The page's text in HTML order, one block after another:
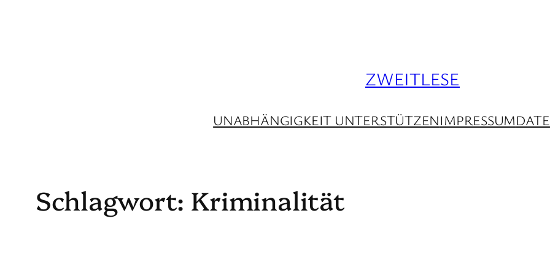
ZWEITLESE
UNABHÄNGIGKEIT UNTERSTÜTZENIMPRESSUM
Schlagwort: Kriminalität